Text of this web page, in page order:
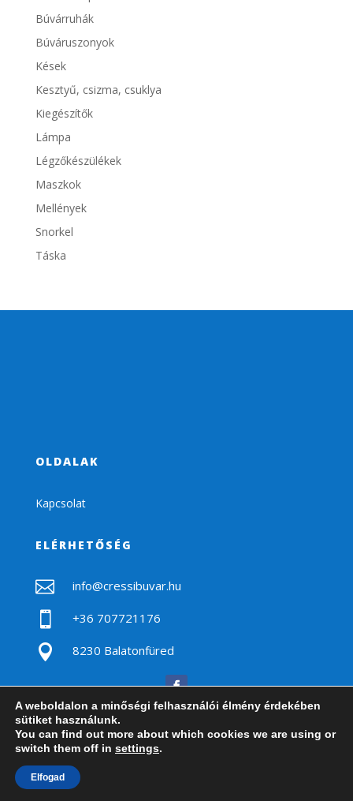
Búvárruhák
Búváruszonyok
Kések
Kesztyű, csizma, csuklya
Kiegészítők
Lámpa
Légzőkészülékek
Maszkok
Mellények
Snorkel
Táska
OLDALAK
Kapcsolat
ELÉRHETŐSÉG
 info@cressibuvar.hu
 +36 707721176
 8230 Balatonfüred
2020 © Minden jog fenntartva! |
A weboldalon a minőségi felhasználói élmény érdekében
sütiket használunk.
You can find out more about which cookies we are using or
switch them off in settings.
Elfogad